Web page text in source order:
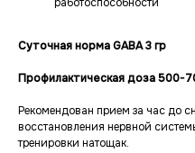
Суточная норма GABA 3 гр
Профилактическая доза 500-
Рекомендован прием за час до
восстановления нервной
тренировки натощак.